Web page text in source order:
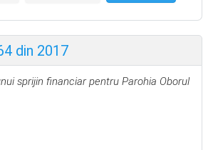
din 2017
sprijin financiar pentru Parohia Oborul